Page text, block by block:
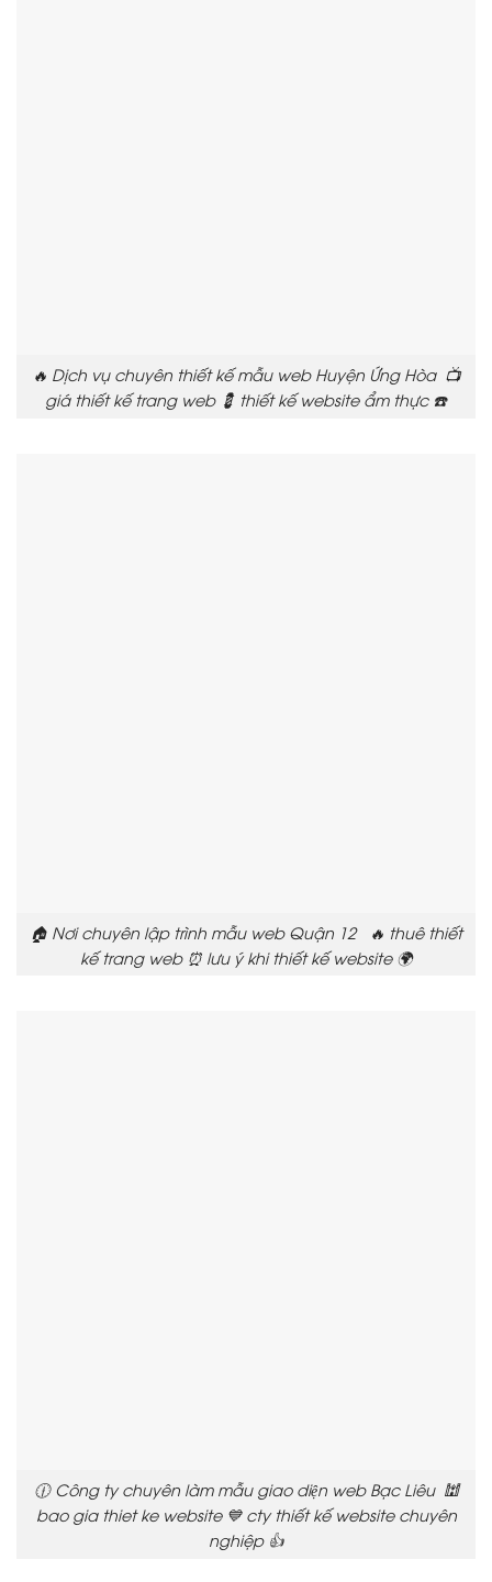
🔥 Dịch vụ chuyên thiết kế mẫu web Huyện Ứng Hòa 📺
giá thiết kế trang web 💈 thiết kế website ẩm thực ☎️
🏠 Nơi chuyên lập trình mẫu web Quận 12 🔥 thuê thiết
kế trang web ⏰ lưu ý khi thiết kế website 🌍
🕧 Công ty chuyên làm mẫu giao diện web Bạc Liêu 🕍
bao gia thiet ke website 💙 cty thiết kế website chuyên
nghiệp 👍